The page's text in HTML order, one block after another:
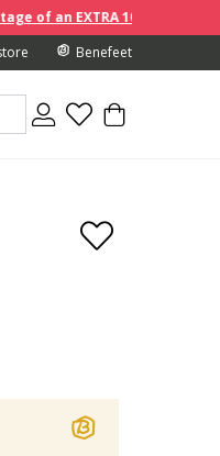
10% off discount prices
Benefeet